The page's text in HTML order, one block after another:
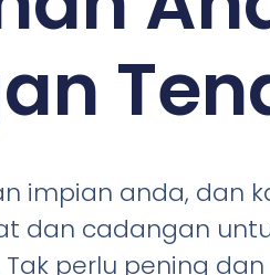
impian anda, dan
dan cadangan
perlu pening dan